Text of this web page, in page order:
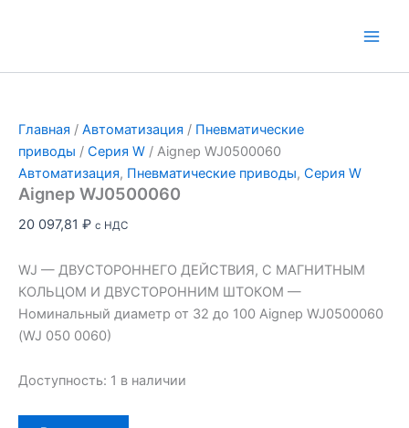
Главная / Автоматизация / Пневматические
приводы / Серия W / Aignep WJ0500060
Автоматизация, Пневматические приводы, Серия W
Aignep WJ0500060
20 097,81 ₽ с НДС
WJ — ДВУСТОРОННЕГО ДЕЙСТВИЯ, С МАГНИТНЫМ
КОЛЬЦОМ И ДВУСТОРОННИМ ШТОКОМ —
Номинальный диаметр от 32 до 100 Aignep WJ0500060
(WJ 050 0060)
Доступность: 1 в наличии